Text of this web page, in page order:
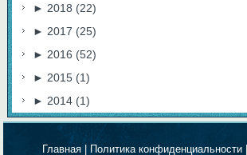
►2018 (22)
►2017 (25)
►2016 (52)
►2015 (1)
►2014 (1)
Главная | Политика конфиденциальности